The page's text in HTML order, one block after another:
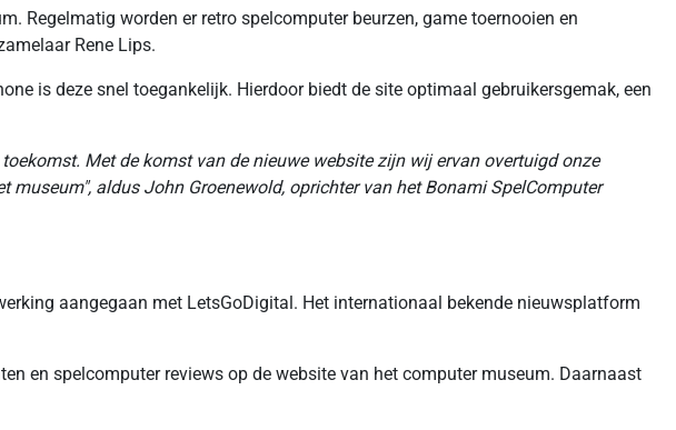
Regelmatig worden er retro spelcomputer beurzen, game toernooien en
Rene Lips.
is deze snel toegankelijk. Hierdoor biedt de site optimaal gebruikersgemak, een
Met de komst van de nieuwe website zijn wij ervan overtuigd onze
aldus John Groenewold, oprichter van het Bonami SpelComputer
aangegaan met LetsGoDigital. Het internationaal bekende nieuwsplatform
en spelcomputer reviews op de website van het computer museum. Daarnaast